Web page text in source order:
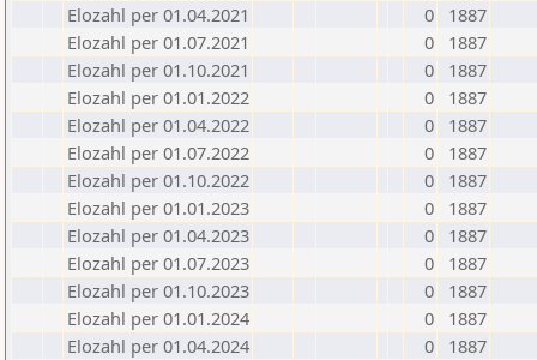
Elozahl per 01.04.2021
0
1887
Elozahl per 01.07.2021
0
1887
Elozahl per 01.10.2021
0
1887
Elozahl per 01.01.2022
0
1887
Elozahl per 01.04.2022
0
1887
Elozahl per 01.07.2022
0
1887
Elozahl per 01.10.2022
0
1887
Elozahl per 01.01.2023
0
1887
Elozahl per 01.04.2023
0
1887
Elozahl per 01.07.2023
0
1887
Elozahl per 01.10.2023
0
1887
Elozahl per 01.01.2024
0
1887
Elozahl per 01.04.2024
0
1887